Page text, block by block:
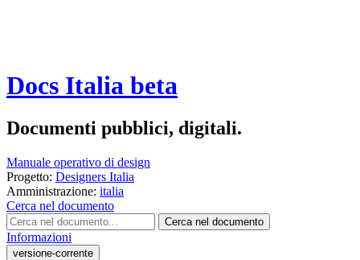
Docs Italia beta
Documenti pubblici, digitali.
Manuale operativo di design
Progetto: Designers Italia
Amministrazione: italia
Cerca nel documento
Cerca nel documento
Informazioni
versione-corrente